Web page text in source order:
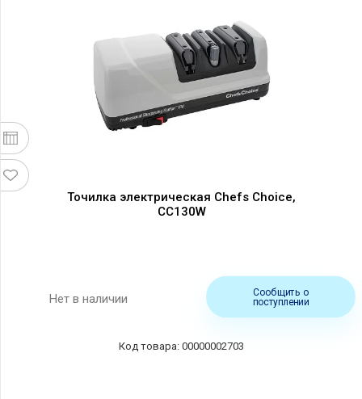
Точилка электрическая Chefs Choice,
CC130W
Нет в наличии
Сообщить о
поступлении
00000002703